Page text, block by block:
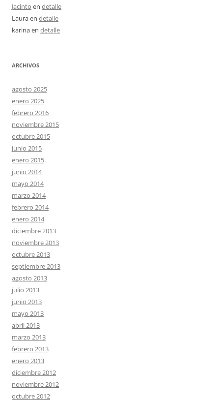
Jacinto en detalle
Lauraen detalle
karinaen detalle
ARCHIVOS
agosto 2025
enero 2025
febrero 2016
noviembre 2015
octubre 2015
junio 2015
enero 2015
junio 2014
mayo 2014
marzo 2014
febrero 2014
enero 2014
diciembre 2013
noviembre 2013
octubre 2013
septiembre 2013
agosto 2013
julio 2013
junio 2013
mayo 2013
abril 2013
marzo 2013
febrero 2013
enero 2013
diciembre 2012
noviembre 2012
octubre 2012